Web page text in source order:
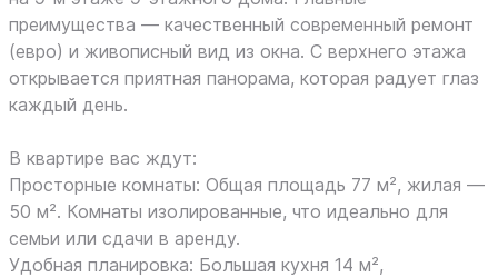
преимущества — качественный современный ремонт
(евро) и живописный вид из окна. С верхнего этажа
открывается приятная панорама, которая радует глаз
каждый день.
В квартире вас ждут:
Просторные комнаты: Общая площадь 77 м², жилая —
50 м². Комнаты изолированные, что идеально для
семьи или сдачи в аренду.
Удобная планировка: Большая кухня 14 м²,